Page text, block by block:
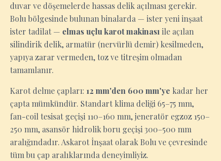
duvar ve döşemelerde hassas delik açılması gerekir.
Bolu bölgesinde bulunan binalarda — ister yeni inşaat
ister tadilat — elmas uçlu karot makinası ile açılan
silindirik delik, armatür (nervürlü demir) kesilmeden,
yapıya zarar vermeden, toz ve titreşim olmadan
tamamlanır.
Karot delme çapları: 12 mm'den 600 mm'ye kadar her
çapta mümkündür. Standart klima deliği 65–75 mm,
fan-coil tesisat geçişi 110–160 mm, jeneratör egzoz 150–
250 mm, asansör hidrolik boru geçişi 300–500 mm
aralığındadır. Askarot İnşaat olarak Bolu ve çevresinde
tüm bu çap aralıklarında deneyimliyiz.